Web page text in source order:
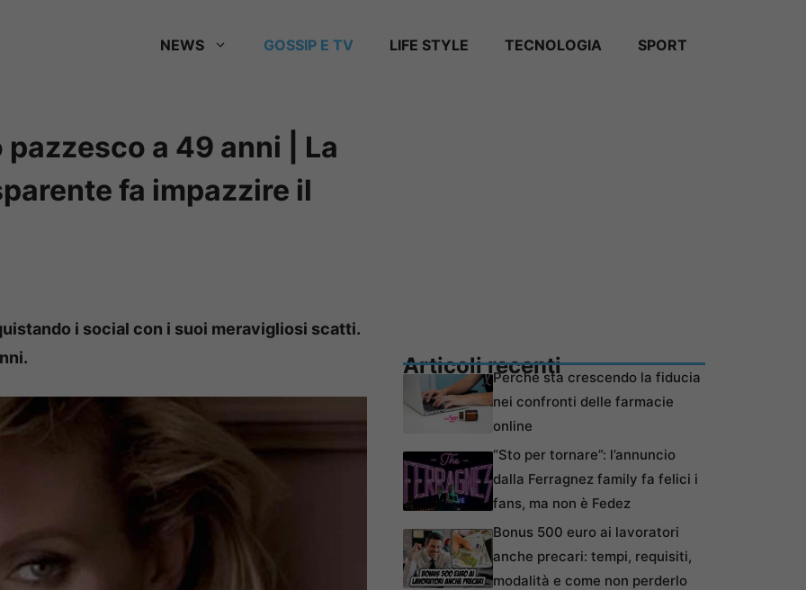
NEWS GOSSIP E TV LIFE STYLE TECNOLOGIA SPORT
a 49 anni | La
fa impazzire il
i social con i suoi meravigliosi scatti.
Articoli recentiPerché sta crescendo la fiducia
nei confronti delle farmacie
online
“Sto per tornare”: l’annuncio
dalla Ferragnez family fa felici i
fans, ma non è Fedez
Bonus 500 euro ai lavoratori
anche precari: tempi, requisiti,
modalità e come non perderlo